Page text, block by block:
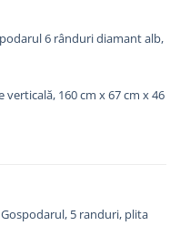
6 rânduri diamant alb,
160 cm x 67 cm x 46
5 randuri, plita